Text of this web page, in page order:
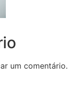
um comentário.